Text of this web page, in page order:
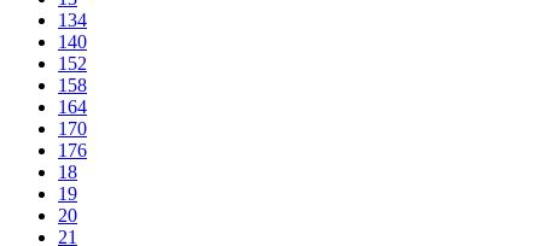
134
140
152
158
164
170
176
18
19
20
21